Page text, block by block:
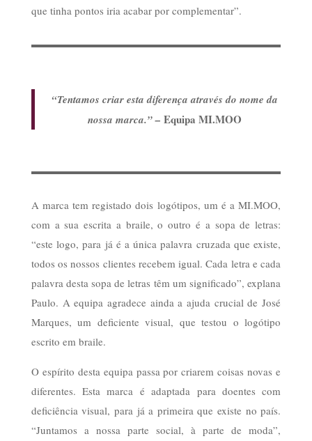
que tinha pontos iria acabar por complementar”.
“Tentamos criar esta diferença através do nome da
nossa marca.” – Equipa MI.MOO
A marca tem registado dois logótipos, um é a MI.MOO,
com a sua escrita a braile, o outro é a sopa de letras:
“este logo, para já é a única palavra cruzada que existe,
todos os nossos clientes recebem igual. Cada letra e cada
palavra desta sopa de letras têm um significado”, explana
Paulo. A equipa agradece ainda a ajuda crucial de José
Marques, um deficiente visual, que testou o logótipo
escrito em braile.
O espírito desta equipa passa por criarem coisas novas e
diferentes. Esta marca é adaptada para doentes com
deficiência visual, para já a primeira que existe no país.
“Juntamos a nossa parte social, à parte de moda”,